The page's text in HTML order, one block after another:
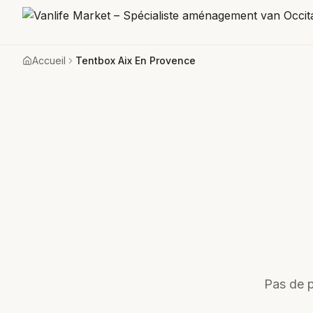
Accueil Tentbox Aix En Provence
Pas de